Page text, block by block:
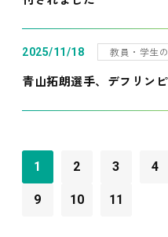
2025/11/18 教員・学生
青山拓朗選手、デフリン
1 2 3 4
9 10 11